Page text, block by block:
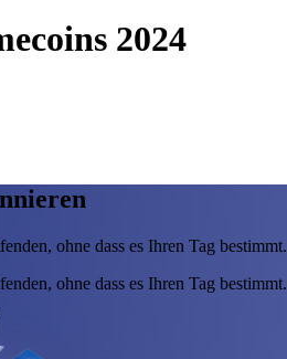
2024
ohne dass es Ihren Tag bestimmt.
ohne dass es Ihren Tag bestimmt.